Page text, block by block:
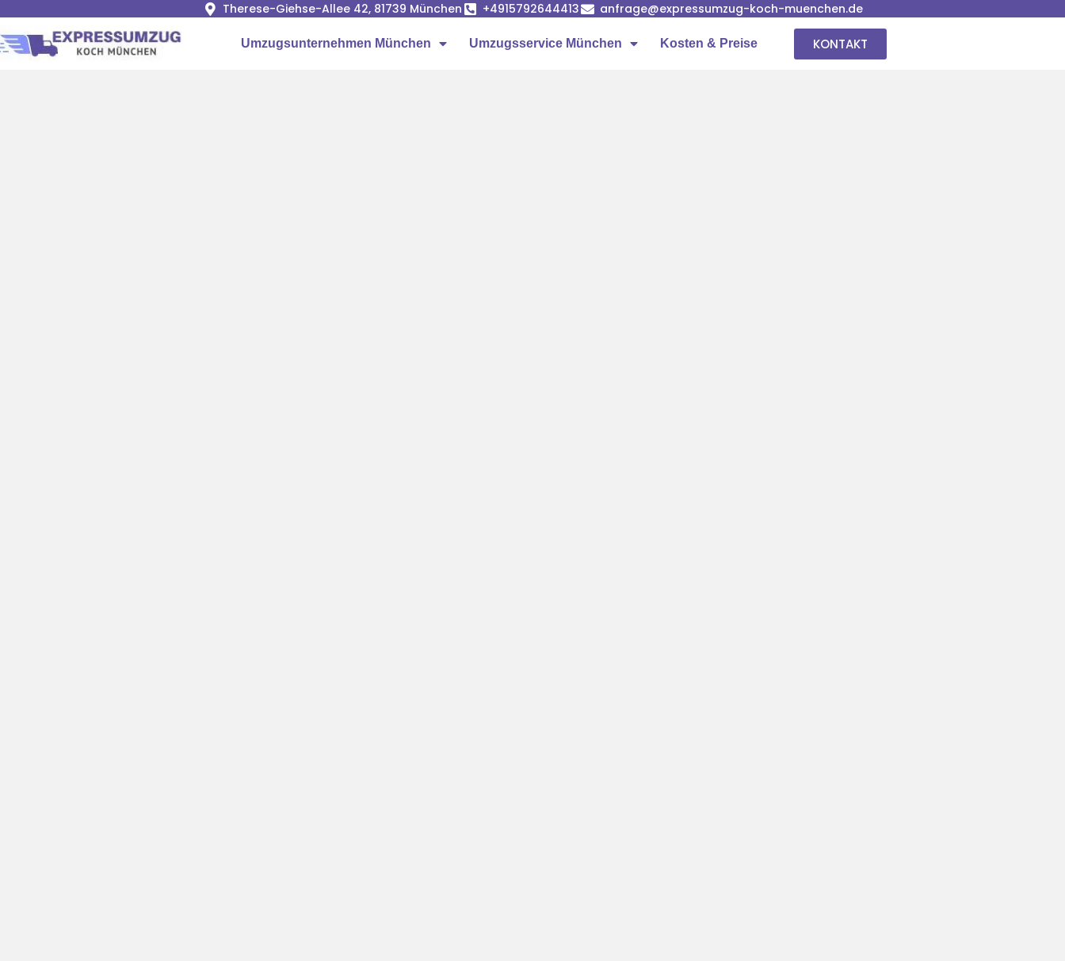
Therese-Giehse-Allee 42, 81739 München +4915792644413 anfrage@expressumzug-koch-muenchen.de
Umzugsunternehmen München Umzugsservice München Kosten & Preise KONTAKT